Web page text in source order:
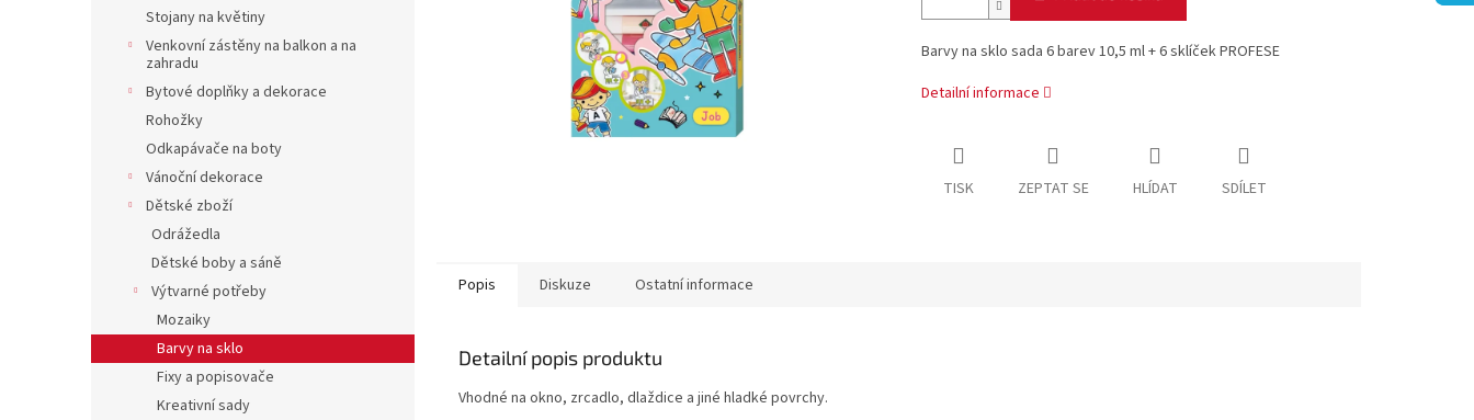
Stojany na květiny
Venkovní zástěny na balkon a na
zahradu
Bytové doplňky a dekorace
Rohožky
Odkapávače na boty
Vánoční dekorace
Dětské zboží
Odrážedla
Dětské boby a sáně
Výtvarné potřeby
Mozaiky
Barvy na sklo
Fixy a popisovače
Kreativní sady
Barvy na sklo sada 6 barev 10,5 ml + 6 sklíček PROFESE
Detailní informace
TISK ZEPTAT SE HLÍDAT SDÍLET
Popis Diskuze Ostatní informace
Detailní popis produktu
Vhodné na okno, zrcadlo, dlaždice a jiné hladké povrchy.